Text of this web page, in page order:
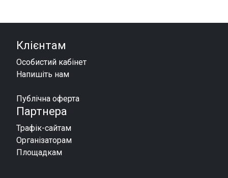
Клієнтам
Особистий кабінет
Напишіть нам
Публічна оферта
Партнера
Трафік-сайтам
Організаторам
Площадкам